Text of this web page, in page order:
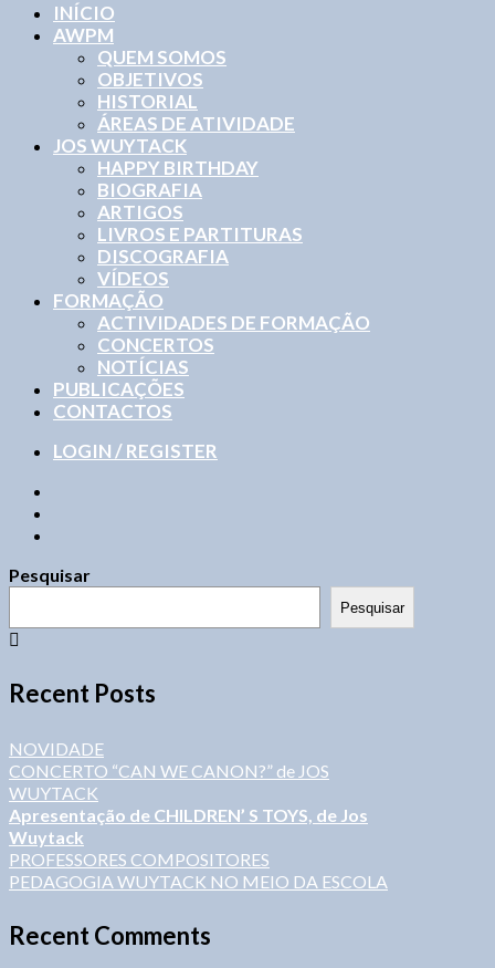
INÍCIO
AWPM
QUEM SOMOS
OBJETIVOS
HISTORIAL
ÁREAS DE ATIVIDADE
JOS WUYTACK
HAPPY BIRTHDAY
BIOGRAFIA
ARTIGOS
LIVROS E PARTITURAS
DISCOGRAFIA
VÍDEOS
FORMAÇÃO
ACTIVIDADES DE FORMAÇÃO
CONCERTOS
NOTÍCIAS
PUBLICAÇÕES
CONTACTOS
LOGIN / REGISTER
Pesquisar
Pesquisar
Recent Posts
NOVIDADE
CONCERTO “CAN WE CANON?” de JOS
WUYTACK
Apresentação de CHILDREN’ S TOYS, de Jos
Wuytack
PROFESSORES COMPOSITORES
PEDAGOGIA WUYTACK NO MEIO DA ESCOLA
Recent Comments